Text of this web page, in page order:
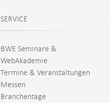
SERVICE
BWE Seminare &
WebAkademie
Termine & Veranstaltungen
Messen
Branchentage